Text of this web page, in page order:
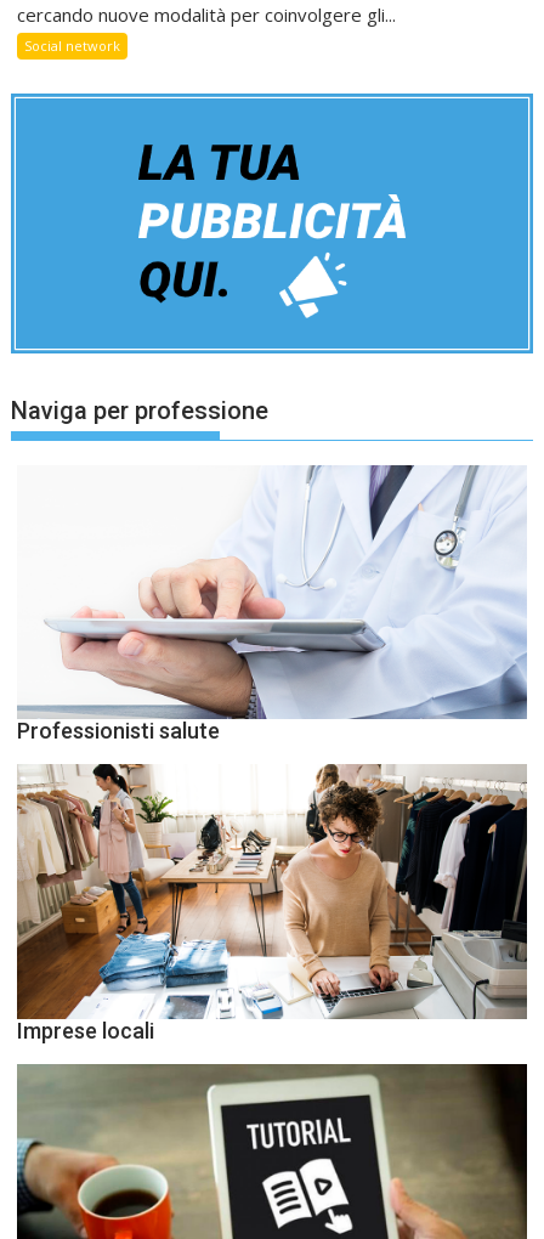
cercando nuove modalità per coinvolgere gli...
Social network
Naviga per professione
Professionisti salute
Imprese locali